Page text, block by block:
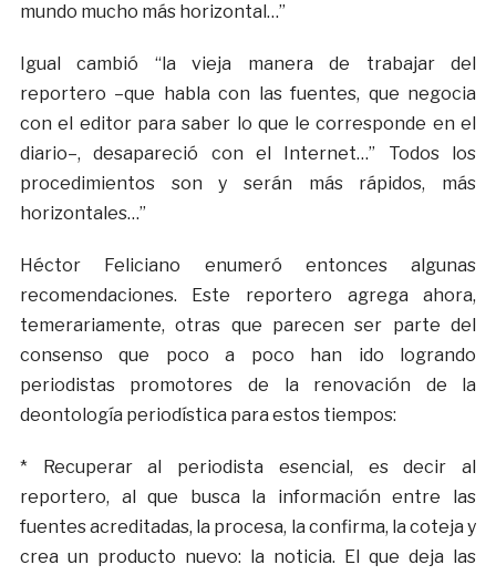
mundo mucho más horizontal…”
Igual cambió “la vieja manera de trabajar del
reportero –que habla con las fuentes, que negocia
con el editor para saber lo que le corresponde en el
diario–, desapareció con el Internet…” Todos los
procedimientos son y serán más rápidos, más
horizontales…”
Héctor Feliciano enumeró entonces algunas
recomendaciones. Este reportero agrega ahora,
temerariamente, otras que parecen ser parte del
consenso que poco a poco han ido logrando
periodistas promotores de la renovación de la
deontología periodística para estos tiempos:
* Recuperar al periodista esencial, es decir al
reportero, al que busca la información entre las
fuentes acreditadas, la procesa, la confirma, la coteja y
crea un producto nuevo: la noticia. El que deja las